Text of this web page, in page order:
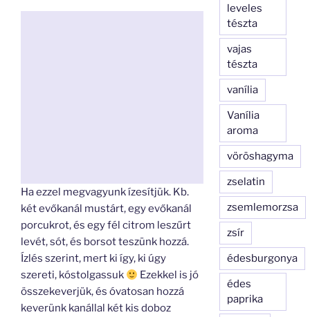
Ha ezzel megvagyunk ízesítjük. Kb.
két evőkanál mustárt, egy evőkanál
porcukrot, és egy fél citrom leszűrt
levét, sót, és borsot teszünk hozzá.
Ízlés szerint, mert ki így, ki úgy
szereti, kóstolgassuk
Ezekkel is jó
összekeverjük, és óvatosan hozzá
keverünk kanállal két kis doboz
leveles
tészta
vajas
tészta
vanília
Vanília
aroma
vöröshagyma
zselatin
zsemlemorzsa
zsír
édesburgonya
édes
paprika